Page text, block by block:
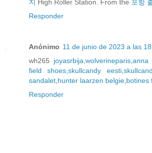
지 High Roller Station. From the 포항
Responder
Anónimo 11 de junio de 2023 a las
wh265 joyasrbija ,wolverineparis ,anna
field shoes ,skullcandy eesti,
sandalet hunter laarzen belgie botines
Responder